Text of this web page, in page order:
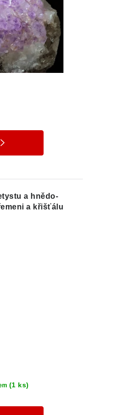
a hnědo-
a křišťálu
(1 ks)